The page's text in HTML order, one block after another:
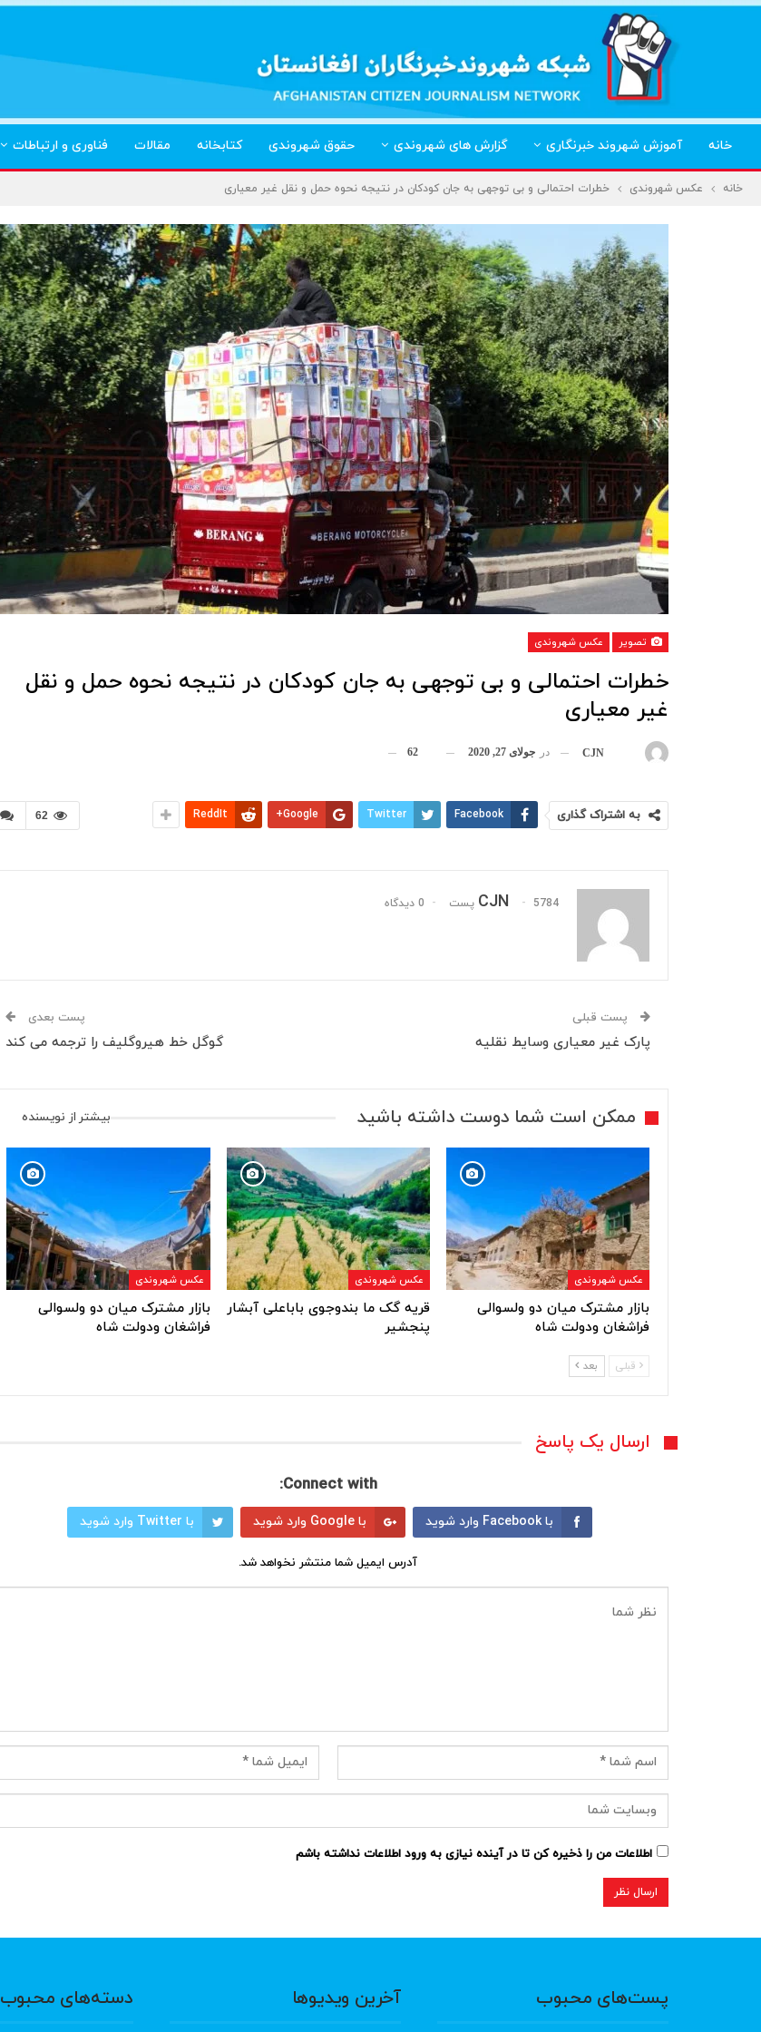
خانه آموزش شهروند خبرنگاری گزارش های شهروندی حقوق شهروندی کتابخانه مقالات فناوری و ارتباطات
خانه عکس شهروندی خطرات احتمالی و بی توجهی به جان کودکان در نتیجه نحوه حمل و نقل غیر معیاری
تصویر عکس شهروندی
خطرات احتمالی و بی توجهی به جان کودکان در نتیجه نحوه حمل و نقل
غیر معیاری
CJN در جولای 27, 2020 62
62 به اشتراک گذاری Facebook
Twitter
Google+
ReddIt
CJN 5784 پست 0 دیدگاه
پست قبلی
پارک غیر معیاری وسایط نقلیه
پست بعدی
گوگل خط هیروگلیف را ترجمه می کند
ممکن است شما دوست داشته باشید بیشتر از نویسنده
عکس شهروندی
بازار مشترک میان دو ولسوالی
فراشغان ودولت شاه
عکس شهروندی
قریه گک ما بندوجوی باباعلی آبشار
پنجشیر
عکس شهروندی
بازار مشترک میان دو ولسوالی
فراشغان ودولت شاه
قبلی بعد
ارسال یک پاسخ
Connect with:
با Facebook وارد شوید با Google وارد شوید با Twitter وارد شوید
آدرس ایمیل شما منتشر نخواهد شد.
اطلاعات من را ذخیره کن تا در آینده نیازی به ورود اطلاعات نداشته باشم
پست‌های محبوب آخرین ویدیوها دسته‌های محبوب